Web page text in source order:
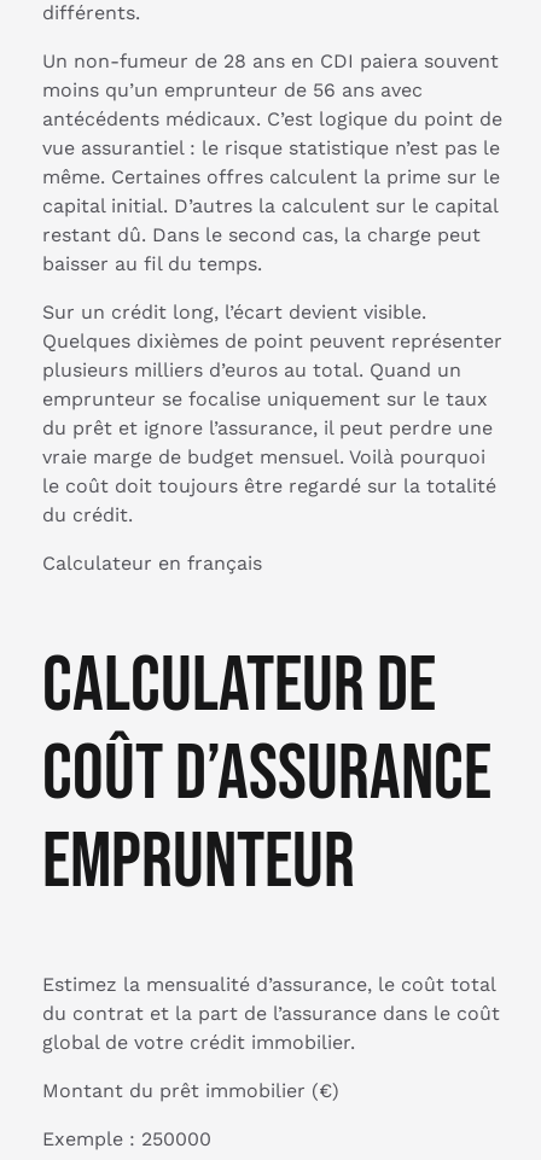
différents.
Un non-fumeur de 28 ans en CDI paiera souvent
moins qu’un emprunteur de 56 ans avec
antécédents médicaux. C’est logique du point de
vue assurantiel : le risque statistique n’est pas le
même. Certaines offres calculent la prime sur le
capital initial. D’autres la calculent sur le capital
restant dû. Dans le second cas, la charge peut
baisser au fil du temps.
Sur un crédit long, l’écart devient visible.
Quelques dixièmes de point peuvent représenter
plusieurs milliers d’euros au total. Quand un
emprunteur se focalise uniquement sur le taux
du prêt et ignore l’assurance, il peut perdre une
vraie marge de budget mensuel. Voilà pourquoi
le coût doit toujours être regardé sur la totalité
du crédit.
Calculateur en français
Calculateur de
coût d’assurance
emprunteur
Estimez la mensualité d’assurance, le coût total
du contrat et la part de l’assurance dans le coût
global de votre crédit immobilier.
Montant du prêt immobilier (€)
Exemple : 250000